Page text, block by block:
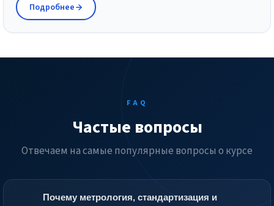
Подробнее
FAQ
Частые вопросы
Отвечаем на самые популярные вопросы о курсе
Почему метрология, стандартизация и